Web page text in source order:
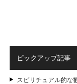
ピックアップ記事
スピリチュアル的な